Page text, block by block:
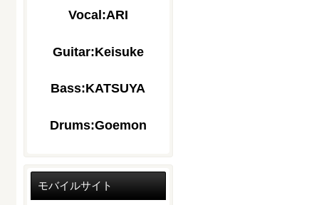
Vocal:ARI
Guitar:Keisuke
Bass:KATSUYA
Drums:Goemon
モバイルサイト